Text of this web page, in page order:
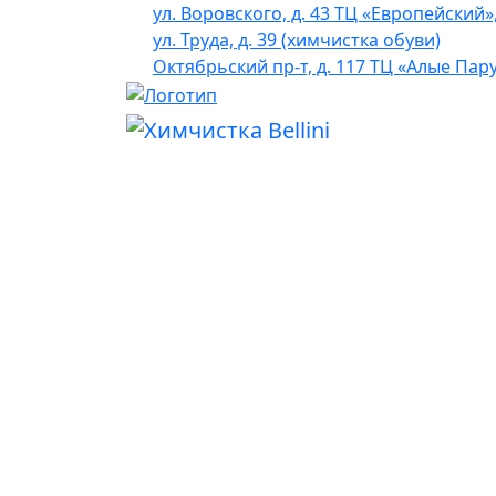
ул. Воровского, д. 43 ТЦ
ул. Труда, д. 39 (химчистка обуви)
Октябрьский пр-т, д. 117 ТЦ «Алые